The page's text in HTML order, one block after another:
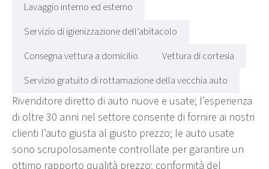
Lavaggio interno ed esterno
Servizio di igienizzazione dell’abitacolo
Consegna vettura a domicilio
Vettura di cortesia
Servizio gratuito di rottamazione della vecchia auto
Rivenditore diretto di auto nuove e usate; l’esperienza
di oltre 30 anni nel settore consente di fornire ai nostri
clienti l’auto giusta al giusto prezzo; le auto usate
sono scrupolosamente controllate per garantire un
ottimo rapporto qualità prezzo; conformità del